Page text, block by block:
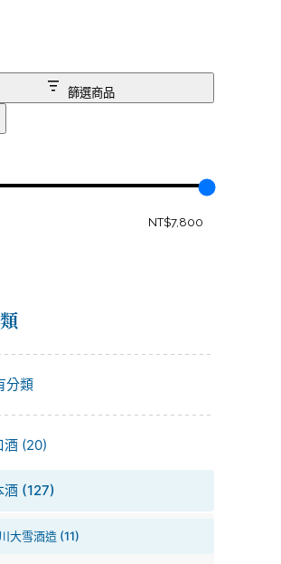
篩選商品
分類
酒 (20)
酒 (127)
大雪酒造 (11)